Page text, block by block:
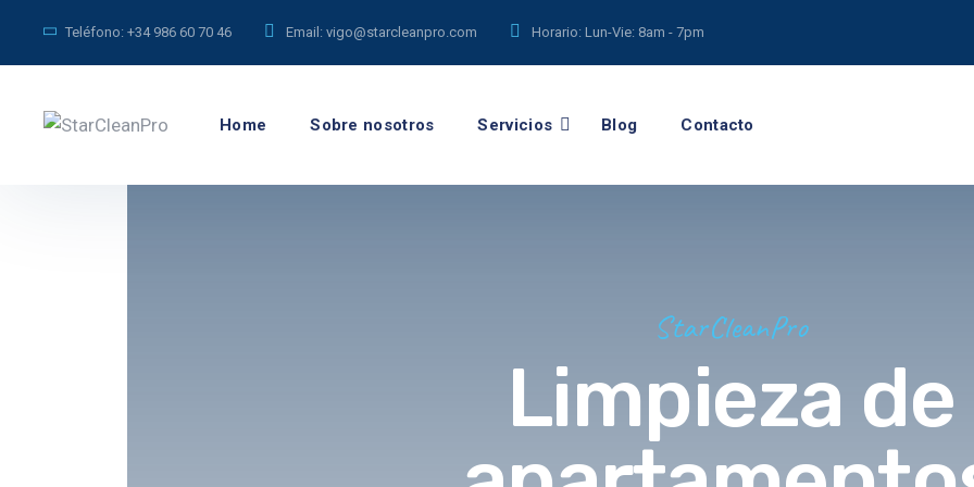
Teléfono: +34 986 60 70 46 Email: vigo@starcleanpro.com Horario: Lun-Vie: 8am - 7pm
Home Sobre nosotros Servicios Blog Contacto
StarCleanPro
Limpieza de